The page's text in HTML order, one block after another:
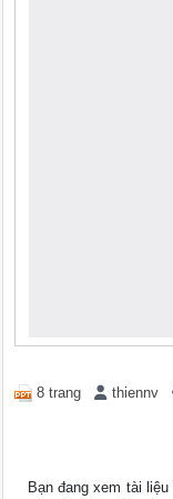
8 trang thiennv
Bạn đang xem tài liệu